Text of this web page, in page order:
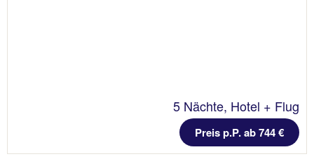
5 Nächte, Hotel + Flug
Preis p.P. ab 744 €